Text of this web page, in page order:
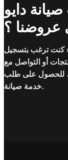
دايو
؟
كنت ترغب بتسجيل
أو التواصل مع
، للحصول على طلب
خدمة صيانة.